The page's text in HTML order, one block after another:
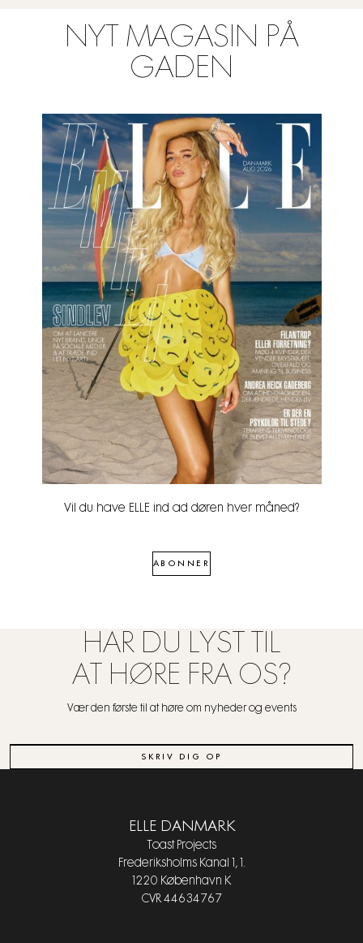
NYT MAGASIN PÅ
GADEN
Vil du have ELLE ind ad døren hver måned?
ABONNER
HAR DU LYST TIL
AT HØRE FRA OS?
Vær den første til at høre om nyheder og events
SKRIV DIG OP
ELLE DANMARK
Toast Projects
Frederiksholms Kanal 1, 1.
1220 København K
CVR 44634767